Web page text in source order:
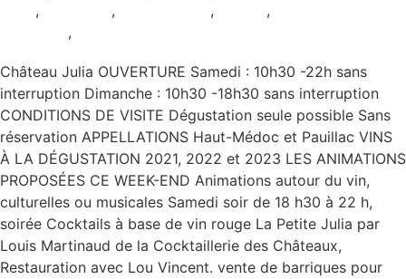
, , , ,
,
Château Julia OUVERTURE Samedi : 10h30 -22h sans
interruption Dimanche : 10h30 -18h30 sans interruption
CONDITIONS DE VISITE Dégustation seule possible Sans
réservation APPELLATIONS Haut-Médoc et Pauillac VINS
À LA DÉGUSTATION 2021, 2022 et 2023 LES ANIMATIONS
PROPOSÉES CE WEEK-END Animations autour du vin,
culturelles ou musicales Samedi soir de 18 h30 à 22 h,
soirée Cocktails à base de vin rouge La Petite Julia par
Louis Martinaud de la Cocktaillerie des Châteaux,
Restauration avec Lou Vincent. vente de barriques pour